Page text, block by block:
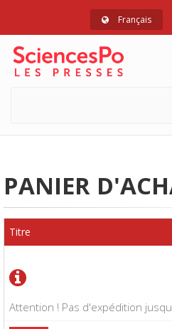
Français
PANIER
Attention ! Pas d'expédition
Titre